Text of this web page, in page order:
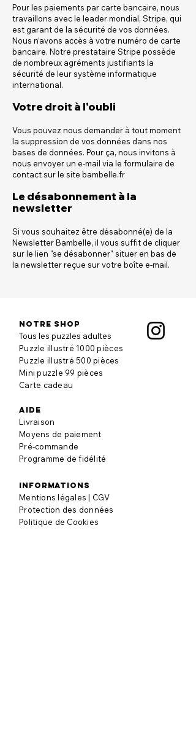
Pour les paiements par carte bancaire, nous
travaillons avec le leader mondial, Stripe, qui
est garant de la sécurité de vos données.
Nous n’avons accès à votre numéro de carte
bancaire. Notre prestataire Stripe possède
de nombreux agréments justifiants la
sécurité de leur système informatique
international.
Votre droit à l'oubli
Vous pouvez nous demander à tout moment
la suppression de vos données dans nos
bases de données. Pour ça, nous invitons à
nous envoyer un e-mail via le formulaire de
contact sur le site bambelle.fr
Le désabonnement à la
newsletter
Si vous souhaitez être désabonné(e) de la
Newsletter Bambelle, il vous suffit de cliquer
sur le lien "se désabonner" situer en bas de
la newsletter reçue sur votre boîte e-mail.
Notre shop
Tous les puzzles adultes
Puzzle illustré 1000 pièces
Puzzle illustré 500 pièces
Mini puzzle 99 pièces
Carte cadeau
aide
Livraison
Moyens de paiement
Pré-commande
Programme de fidélité
informations
Mentions légales | CGV
Protection des données
Politique de Cookies